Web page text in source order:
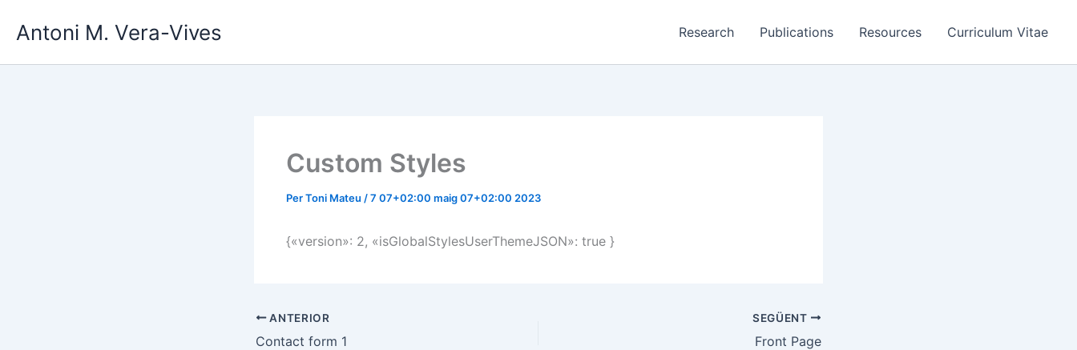
Antoni M. Vera-Vives Research Publications Resources Curriculum Vitae
Custom Styles
PerToni Mateu /7 07+02:00 maig 07+02:00 2023
{«version»: 2, «isGlobalStylesUserThemeJSON»: true }
ANTERIOR
Contact form 1
SEGÜENT
Front Page